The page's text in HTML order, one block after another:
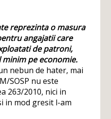
reprezinta o masura
angajatii care
de patroni,
pe economie.
nebun de hater, mai
SOSP nu este
263/2010, nici in
in mod gresit l-am